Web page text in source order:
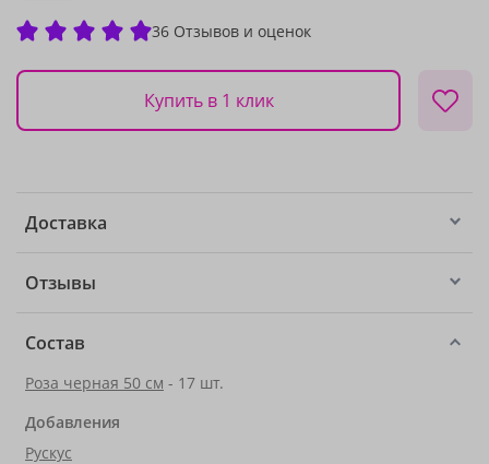
36 Отзывов и оценок
Купить в 1 клик
Доставка
Отзывы
Состав
Роза черная 50 см - 17 шт.
Добавления
Рускус